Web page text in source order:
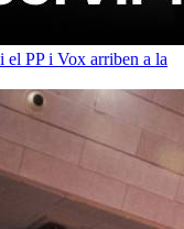
el PP i Vox arriben a la